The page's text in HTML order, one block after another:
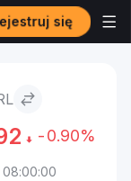
się
-0.90%